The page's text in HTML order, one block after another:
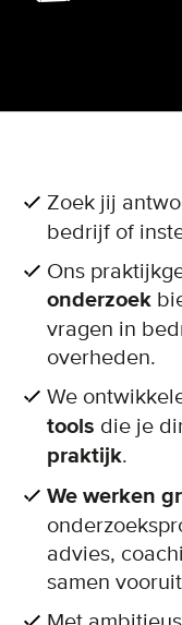
Zoek jij
bedrijf of
Ons
onderzoek
vragen in
overheden.
We
tools die je
praktijk.
We werken
advies,
samen